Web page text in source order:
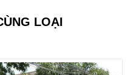
LOẠI